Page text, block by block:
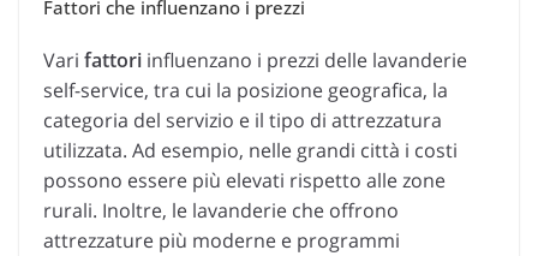
Fattori che influenzano i prezzi
Vari fattori influenzano i prezzi delle lavanderie
self-service, tra cui la posizione geografica, la
categoria del servizio e il tipo di attrezzatura
utilizzata. Ad esempio, nelle grandi città i costi
possono essere più elevati rispetto alle zone
rurali. Inoltre, le lavanderie che offrono
attrezzature più moderne e programmi